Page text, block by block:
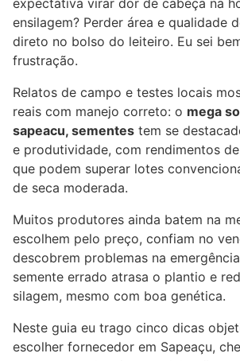
ensilagem? Perder área e qualidade
direto no bolso do leiteiro. Eu sei
frustração.
Relatos de campo e testes locais
reais com manejo correto: o mega
sapeacu, sementes tem se
e produtividade, com rendimentos
que podem superar lotes
de seca moderada.
Muitos produtores ainda batem na
escolhem pelo preço, confiam no
descobrem problemas na
semente errado atrasa o plantio e
silagem, mesmo com boa genética.
Neste guia eu trago cinco dicas
escolher fornecedor em Sapeaçu,